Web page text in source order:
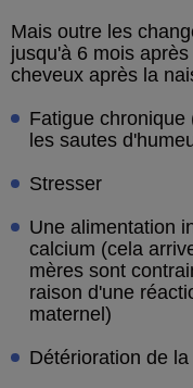
Mais outre les
jusqu'à 6 mois
cheveux après la
Fatigue chronique
les sautes
Stresser
Une alimentation
calcium (cela
mères sont
raison d'une
maternel)
Détérioration de